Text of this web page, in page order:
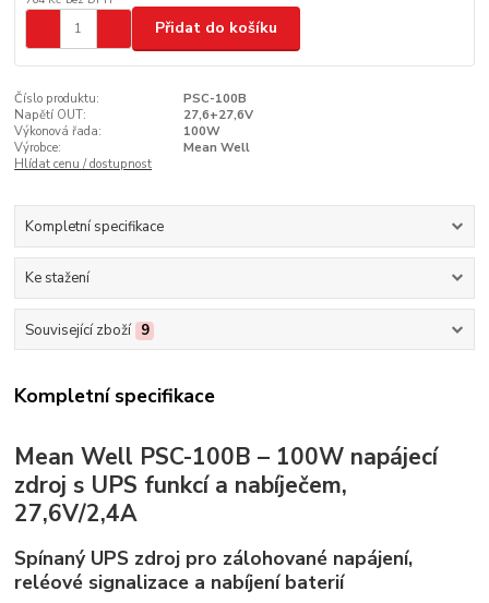
Přidat do košíku
Číslo produktu:
PSC-100B
Napětí OUT:
27,6+27,6V
Výkonová řada:
100W
Výrobce:
Mean Well
Hlídat cenu / dostupnost
Kompletní specifikace
Ke stažení
Související zboží 9
Kompletní specifikace
Mean Well PSC-100B – 100W napájecí
zdroj s UPS funkcí a nabíječem,
27,6V/2,4A
Spínaný UPS zdroj pro zálohované napájení,
reléové signalizace a nabíjení baterií